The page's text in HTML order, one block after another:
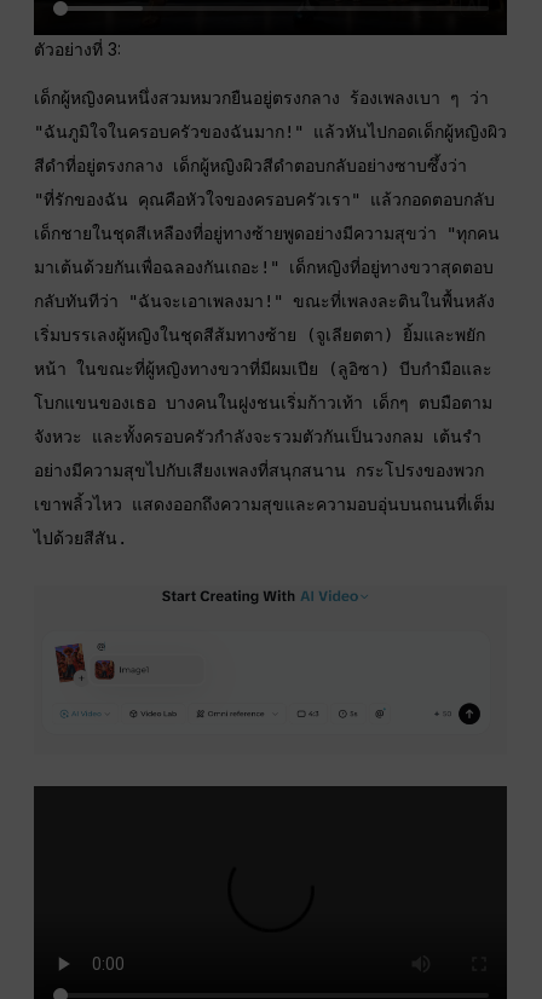
ตัวอย่างที่ 3:
เด็กผู้หญิงคนหนึ่งสวมหมวกยืนอยู่ตรงกลาง ร้องเพลงเบา ๆ ว่า
"ฉันภูมิใจในครอบครัวของฉันมาก!" แล้วหันไปกอดเด็กผู้หญิงผิว
สีดำที่อยู่ตรงกลาง เด็กผู้หญิงผิวสีดำตอบกลับอย่างซาบซึ้งว่า
"ที่รักของฉัน คุณคือหัวใจของครอบครัวเรา" แล้วกอดตอบกลับ
เด็กชายในชุดสีเหลืองที่อยู่ทางซ้ายพูดอย่างมีความสุขว่า "ทุกคน
มาเต้นด้วยกันเพื่อฉลองกันเถอะ!" เด็กหญิงที่อยู่ทางขวาสุดตอบ
กลับทันทีว่า "ฉันจะเอาเพลงมา!" ขณะที่เพลงละตินในพื้นหลัง
เริ่มบรรเลงผู้หญิงในชุดสีส้มทางซ้าย (จูเลียตตา) ยิ้มและพยัก
หน้า ในขณะที่ผู้หญิงทางขวาที่มีผมเปีย (ลูอิซา) บีบกำมือและ
โบกแขนของเธอ บางคนในฝูงชนเริ่มก้าวเท้า เด็กๆ ตบมือตาม
จังหวะ และทั้งครอบครัวกำลังจะรวมตัวกันเป็นวงกลม เต้นรำ
อย่างมีความสุขไปกับเสียงเพลงที่สนุกสนาน กระโปรงของพวก
เขาพลิ้วไหว แสดงออกถึงความสุขและความอบอุ่นบนถนนที่เต็ม
ไปด้วยสีสัน.